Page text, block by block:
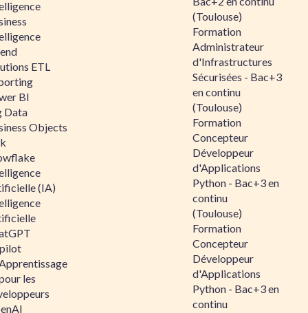
ETL
BI
Data
Objects
(IA)
les
(Toulouse)
Formation
Administrateur
d'Infrastructures
Sécurisées - Bac+3
en continu
(Toulouse)
Formation
Concepteur
Développeur
d'Applications
Python - Bac+3 en
continu
(Toulouse)
Formation
Concepteur
Développeur
d'Applications
Python - Bac+3 en
continu